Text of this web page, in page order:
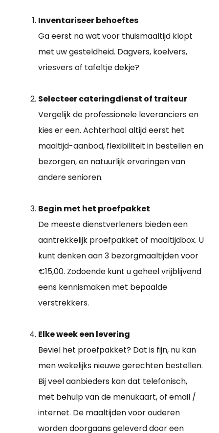
Inventariseer behoeftes
Ga eerst na wat voor thuismaaltijd klopt
met uw gesteldheid. Dagvers, koelvers,
vriesvers of tafeltje dekje?
Selecteer cateringdienst of traiteur
Vergelijk de professionele leveranciers en
kies er een. Achterhaal altijd eerst het
maaltijd-aanbod, flexibiliteit in bestellen en
bezorgen, en natuurlijk ervaringen van
andere senioren.
Begin met het proefpakket
De meeste dienstverleners bieden een
aantrekkelijk proefpakket of maaltijdbox. U
kunt denken aan 3 bezorgmaaltijden voor
€15,00. Zodoende kunt u geheel vrijblijvend
eens kennismaken met bepaalde
verstrekkers.
Elke week een levering
Beviel het proefpakket? Dat is fijn, nu kan
men wekelijks nieuwe gerechten bestellen.
Bij veel aanbieders kan dat telefonisch,
met behulp van de menukaart, of email /
internet. De maaltijden voor ouderen
worden doorgaans geleverd door een